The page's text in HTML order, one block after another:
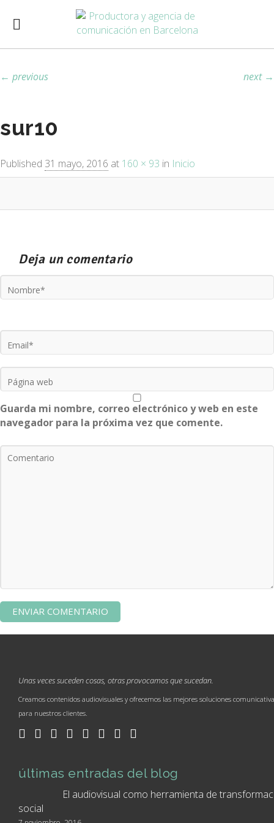
Image navigation
← previous next →
sur10
Published 31 mayo, 2016 at 160 × 93 in Inicio
Deja un comentario
Guarda mi nombre, correo electrónico y web en este
navegador para la próxima vez que comente.
Unas veces suceden cosas, otras provocamos que sucedan.
Creamos contenidos audiovisuales y ofrecemos las mejores soluciones
para nuestros clientes.
últimas entradas del blog
El audiovisual como herramienta de
social